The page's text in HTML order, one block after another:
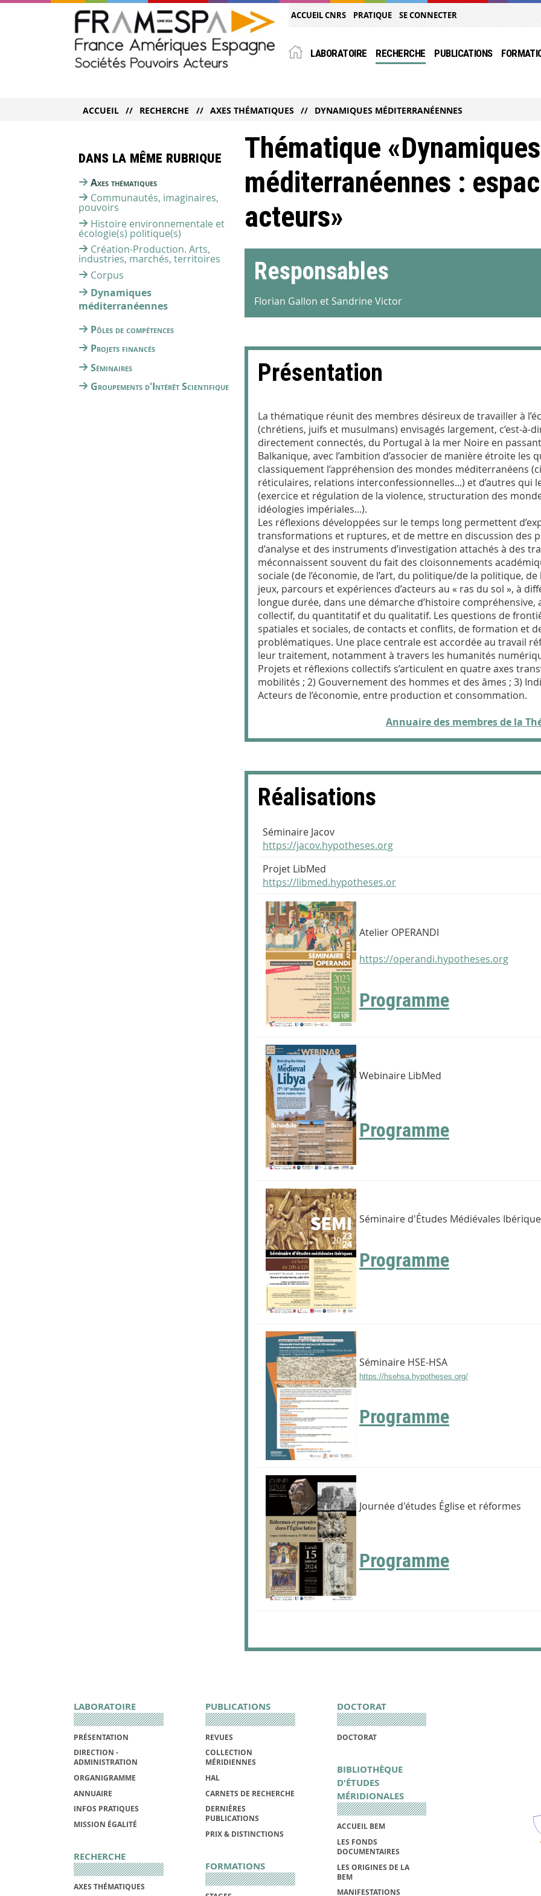
ACCUEIL CNRS PRATIQUE SE CONNECTER
LABORATOIRE RECHERCHE PUBLICATIONS
ACCUEIL RECHERCHE AXES THÉMATIQUES DYNAMIQUES MÉDITERRANÉENNES
Thématique «Dynamiques
méditerranéennes :
acteurs»
Responsables
Florian Gallon et Sandrine Victor
Présentation
La thématique réunit des membres désireux de travailler à
(chrétiens, juifs et musulmans) envisagés largement, c’est-à-
directement connectés, du Portugal à la mer Noire en
Balkanique, avec l’ambition d’associer de manière étroite
classiquement l’appréhension des mondes méditerranéens
réticulaires, relations interconfessionnelles...) et d’autres qui
(exercice et régulation de la violence, structuration des
idéologies impériales...).
Les réflexions développées sur le temps long permettent
transformations et ruptures, et de mettre en discussion des
d’analyse et des instruments d’investigation attachés à des
méconnaissent souvent du fait des cloisonnements
sociale (de l’économie, de l’art, du politique/de la politique,
jeux, parcours et expériences d’acteurs au « ras du sol », à
longue durée, dans une démarche d’histoire compréhensive,
collectif, du quantitatif et du qualitatif. Les questions de
spatiales et sociales, de contacts et conflits, de formation et
problématiques. Une place centrale est accordée au travail
leur traitement, notamment à travers les humanités
Projets et réflexions collectifs s’articulent en quatre axes
mobilités ; 2) Gouvernement des hommes et des âmes ; 3)
Acteurs de l’économie, entre production et consommation.
Annuaire des membres de la
Réalisations
Séminaire Jacov
https://jacov.hypotheses.org
Projet LibMed
https://libmed.hypotheses.or
Atelier OPERANDI
https://operandi.hypotheses.org
Programme
Webinaire LibMed
Programme
Séminaire d'Études Médiévales
Programme
Séminaire HSE-HSA
https://hsehsa.hypotheses.org/
Programme
Journée d'études Église et réformes
Programme
Dans la même rubrique
Axes thématiques
Communautés, imaginaires,
pouvoirs
Histoire environnementale et
écologie(s) politique(s)
Création-Production. Arts,
industries, marchés, territoires
Corpus
Dynamiques
méditerranéennes
Pôles de compétences
Projets financés
Séminaires
Groupements d'Intérêt Scientifique
LABORATOIRE
PRÉSENTATION
DIRECTION -
ADMINISTRATION
ORGANIGRAMME
ANNUAIRE
INFOS PRATIQUES
MISSION ÉGALITÉ
RECHERCHE
AXES THÉMATIQUES
PUBLICATIONS
REVUES
COLLECTION
MÉRIDIENNES
HAL
CARNETS DE RECHERCHE
DERNIÈRES
PUBLICATIONS
PRIX & DISTINCTIONS
FORMATIONS
DOCTORAT
DOCTORAT
BIBLIOTHÈQUE
D'ÉTUDES
MÉRIDIONALES
ACCUEIL BEM
LES FONDS
DOCUMENTAIRES
LES ORIGINES DE LA
BEM
MANIFESTATIONS